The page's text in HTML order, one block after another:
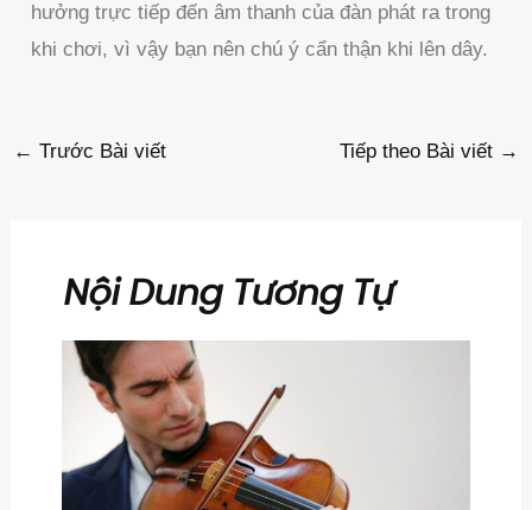
hưởng trực tiếp đến âm thanh của đàn phát ra trong
khi chơi, vì vậy bạn nên chú ý cẩn thận khi lên dây.
← Trước Bài viết Tiếp theo Bài viết →
Nội Dung Tương Tự